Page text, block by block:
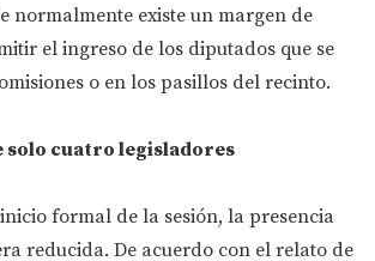
normalmente existe un margen de
el ingreso de los diputados que se
o en los pasillos del recinto.
solo cuatro legisladores
formal de la sesión, la presencia
reducida. De acuerdo con el relato de